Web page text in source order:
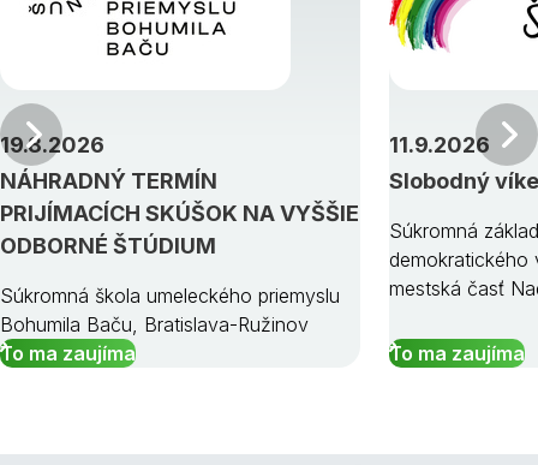
NÁHRADNÝ TERMÍN
PRIJÍMACÍCH SKÚŠOK NA VYŠŠIE
ODBORNÉ ŠTÚDIUM
19.8.2026
Súkromná škola umeleckého priemyslu
Bohumila Baču, Bratislava-Ružinov
To ma zaujíma
Slobodný
11.9.2026
Súkromná
demokratického
mestská časť
To ma zaujíma
Predchádzajúci